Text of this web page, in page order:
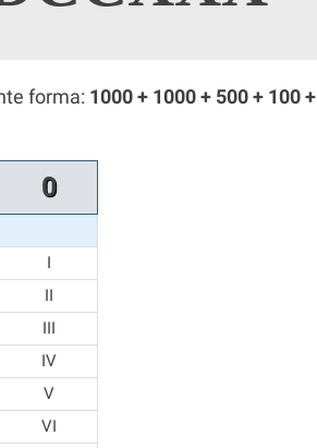
forma: 1000 + 1000 + 500 + 100 +
0
I
II
III
IV
V
VI